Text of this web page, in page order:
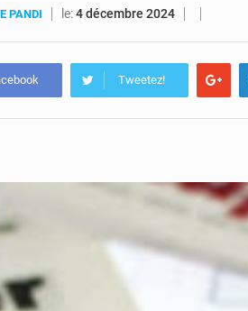
PANDI le:4 décembre 2024
Tweetez!